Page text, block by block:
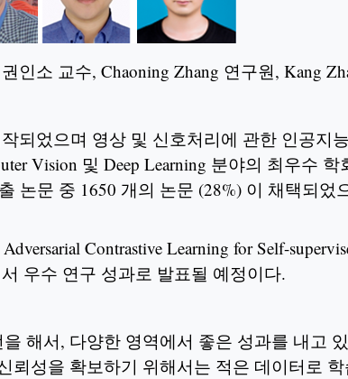
인소 교수, Chaoning Zhang 연구원, Kang
되었으며 영상 및 신호처리에 관한 인공지
Vision 및 Deep Learning 분야의 최우수
논문 중 1650 개의 논문 (28%) 이 채택되
Contrastive Learning for Self-
우수 연구 성과로 발표될 예정이다.
해서, 다양한 영역에서 좋은 성과를 내고
뢰성을 확보하기 위해서는 적은 데이터로